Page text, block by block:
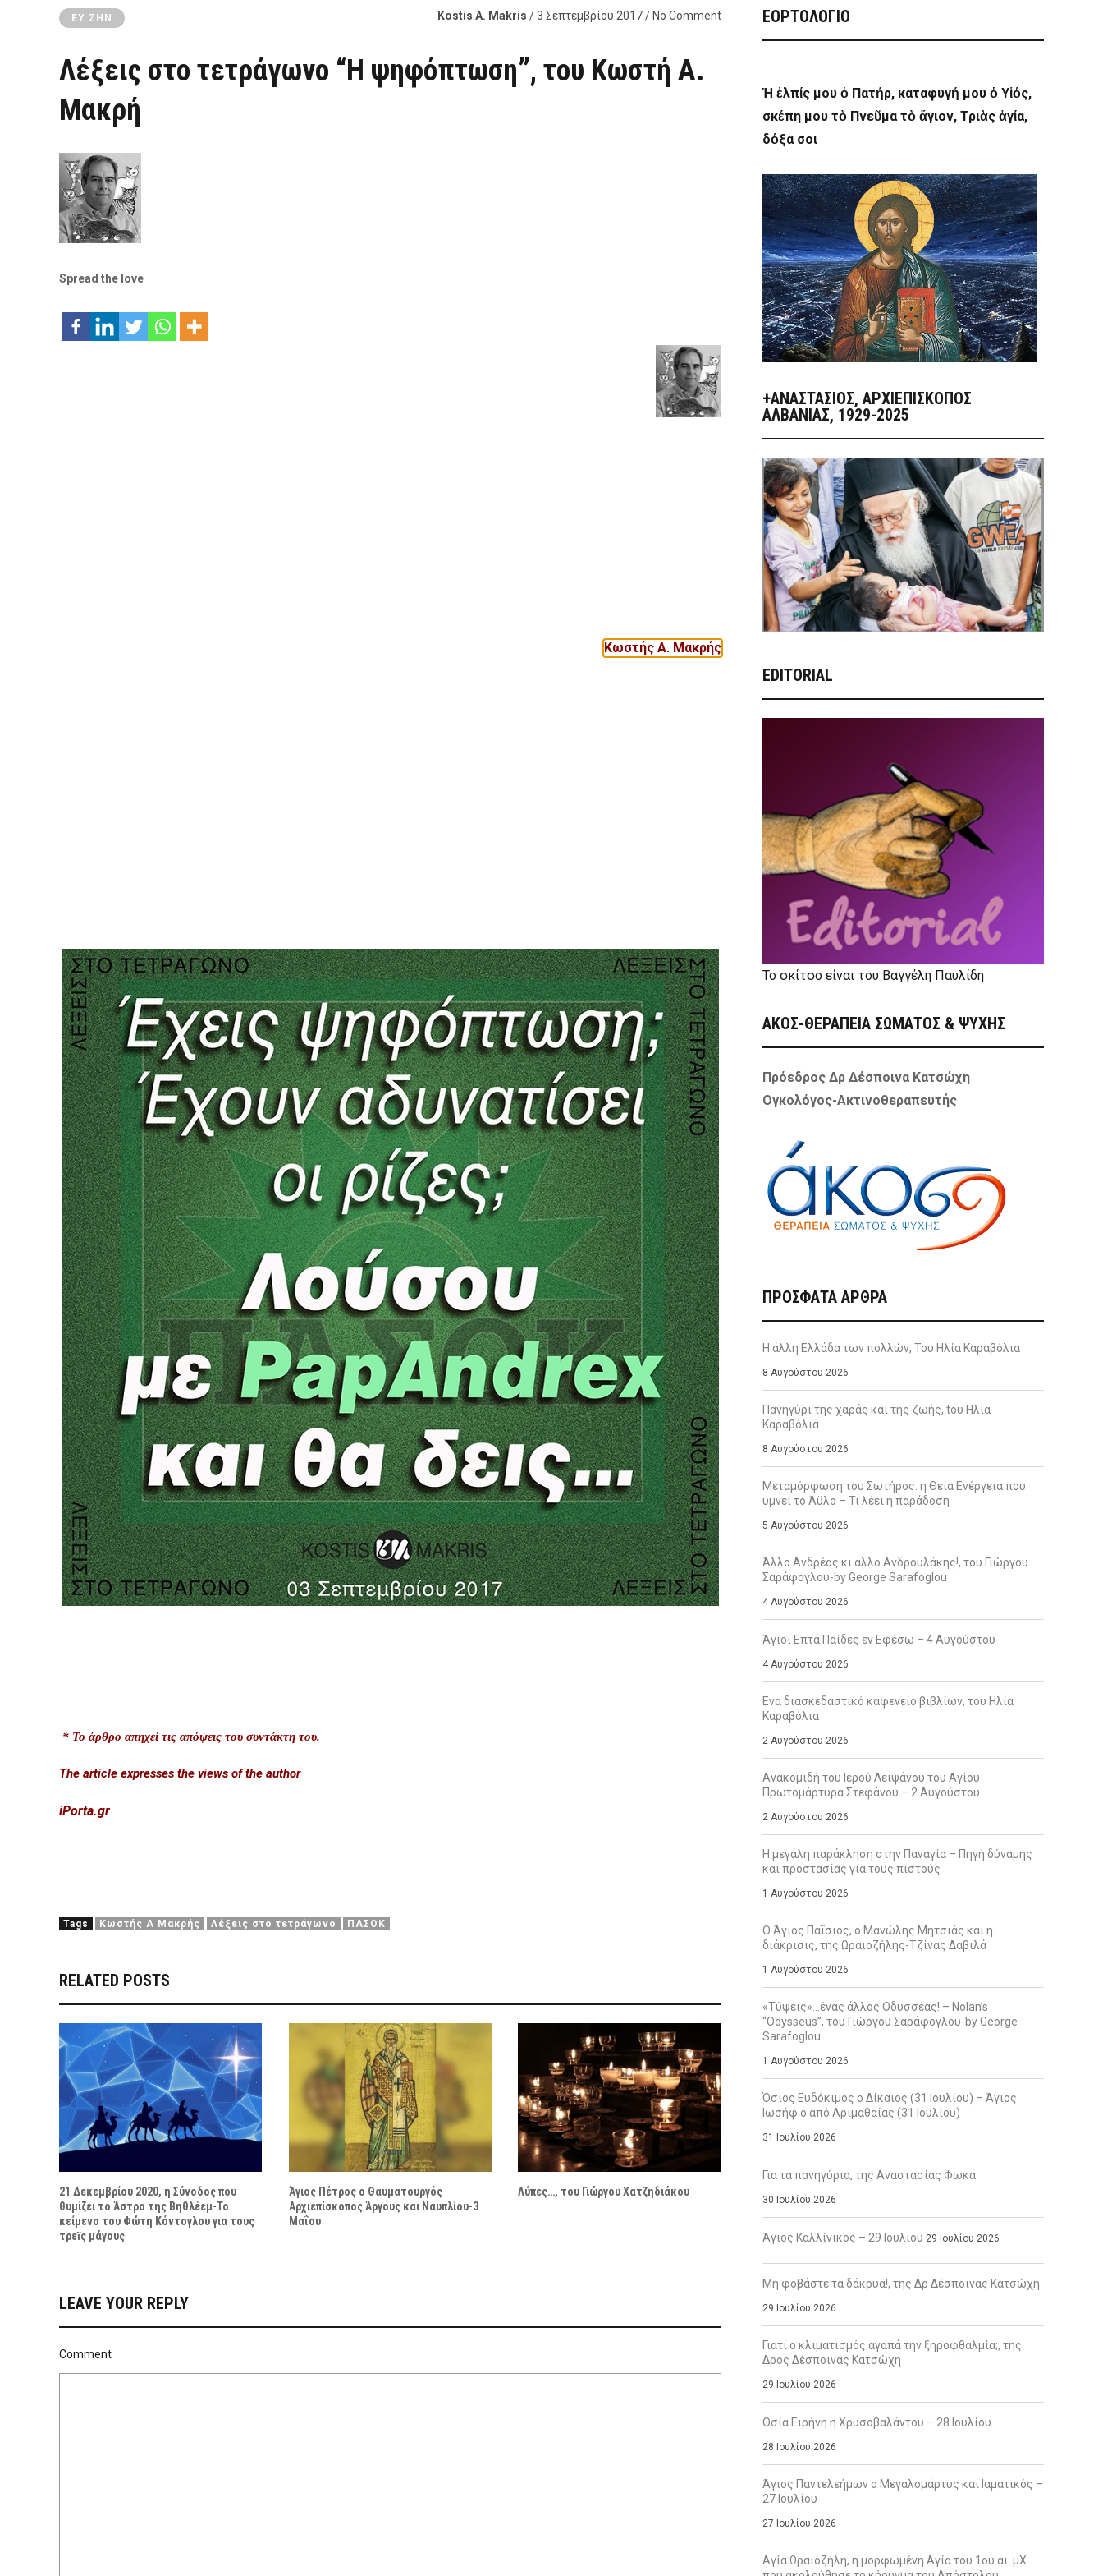
ΕΥ ΖΗΝ Kostis A. Makris / 3 Σεπτεμβρίου 2017 / No Comment
Λέξεις στο τετράγωνο “Η ψηφόπτωση”, του Κωστή Α.
Μακρή
Spread the love
Κωστής Α. Μακρής
* Το άρθρο απηχεί τις απόψεις του συντάκτη του.
The article expresses the views of the author
iPorta.gr
Tags Κωστής Α Μακρής Λέξεις στο τετράγωνο ΠΑΣΟΚ
RELATED POSTS
21 Δεκεμβρίου 2020, η Σύνοδος που
θυμίζει το Άστρο της Βηθλέεμ-Το
κείμενο του Φώτη Κόντογλου για τους
τρεῖς μάγους
Άγιος Πέτρος ο Θαυματουργός
Αρχιεπίσκοπος Άργους και Ναυπλίου-3
Μαΐου
Λύπες…, του Γιώργου Χατζηδιάκου
LEAVE YOUR REPLY
Comment
ΕΟΡΤΟΛΟΓΙΟ
Ἡ ἐλπίς μου ὁ Πατήρ, καταφυγή μου ὁ Υἱός,
σκέπη μου τὸ Πνεῦμα τὸ ἅγιον, Τριὰς ἁγία,
δόξα σοι
+ΑΝΑΣΤΆΣΙΟΣ, ΑΡΧΙΕΠΊΣΚΟΠΟΣ
ΑΛΒΑΝΊΑΣ, 1929-2025
EDITORIAL
Το σκίτσο είναι του Βαγγέλη Παυλίδη
ΑΚΟΣ-ΘΕΡΑΠΕΙΑ ΣΩΜΑΤΟΣ & ΨΥΧΗΣ
Πρόεδρος Δρ Δέσποινα Κατσώχη
Ογκολόγος-Ακτινοθεραπευτής
ΠΡΌΣΦΑΤΑ ΆΡΘΡΑ
Η άλλη Ελλάδα των πολλών, Του Ηλία Καραβόλια
8 Αυγούστου 2026
Πανηγύρι της χαράς και της ζωής, tου Ηλία
Καραβόλια
8 Αυγούστου 2026
Μεταμόρφωση του Σωτήρος: η Θεία Ενέργεια που
υμνεί το Άϋλο – Τι λέει η παράδοση
5 Αυγούστου 2026
Άλλο Ανδρέας κι άλλο Ανδρουλάκης!, του Γιώργου
Σαράφογλου-by George Sarafoglou
4 Αυγούστου 2026
Άγιοι Επτά Παίδες εν Εφέσω – 4 Αυγούστου
4 Αυγούστου 2026
Ενα διασκεδαστικό καφενείο βιβλίων, του Ηλία
Καραβόλια
2 Αυγούστου 2026
Ανακομιδή του Ιερού Λειψάνου του Αγίου
Πρωτομάρτυρα Στεφάνου – 2 Αυγούστου
2 Αυγούστου 2026
Η μεγάλη παράκληση στην Παναγία – Πηγή δύναμης
και προστασίας για τους πιστούς
1 Αυγούστου 2026
Ο Άγιος Παΐσιος, ο Μανώλης Μητσιάς και η
διάκρισις, της Ωραιοζήλης-Τζίνας Δαβιλά
1 Αυγούστου 2026
«Τύψεις»…ένας άλλος Οδυσσέας! – Nolan’s
“Odysseus”, του Γιώργου Σαράφογλου-by George
Sarafoglou
1 Αυγούστου 2026
Όσιος Ευδόκιμος ο Δίκαιος (31 Ιουλίου) – Άγιος
Ιωσήφ ο από Αριμαθαίας (31 Ιουλίου)
31 Ιουλίου 2026
Για τα πανηγύρια, της Αναστασίας Φωκά
30 Ιουλίου 2026
Άγιος Καλλίνικος – 29 Ιουλίου 29 Ιουλίου 2026
Μη φοβάστε τα δάκρυα!, της Δρ Δέσποινας Κατσώχη
29 Ιουλίου 2026
Γιατί ο κλιματισμός αγαπά την ξηροφθαλμία;, της
Δρος Δέσποινας Κατσώχη
29 Ιουλίου 2026
Οσία Ειρήνη η Χρυσοβαλάντου – 28 Ιουλίου
28 Ιουλίου 2026
Άγιος Παντελεήμων ο Μεγαλομάρτυς και Ιαματικός –
27 Ιουλίου
27 Ιουλίου 2026
Αγία Ωραιοζήλη, η μορφωμένη Αγία του 1ου αι. μΧ